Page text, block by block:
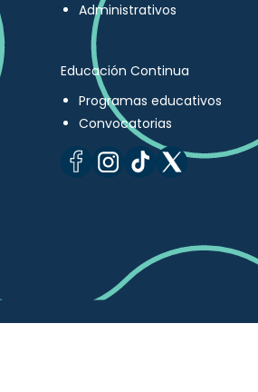
Administrativos
Educación Continua
Programas educativos
Convocatorias